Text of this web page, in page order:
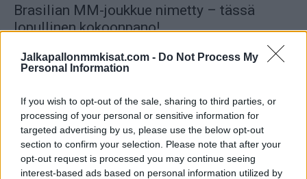
Jalkapallonmmkisat.com - Do Not Process My
Personal Information
If you wish to opt-out of the sale, sharing to third parties, or
processing of your personal or sensitive information for
targeted advertising by us, please use the below opt-out
section to confirm your selection. Please note that after your
opt-out request is processed you may continue seeing
interest-based ads based on personal information utilized by
Brasilian MM-joukkue nimetty – tässä
lopullinen kokoonpano!